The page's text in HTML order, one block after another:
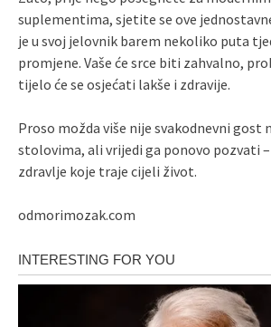
suplementima, sjetite se ove
je u svoj jelovnik barem nekoliko puta
promjene. Vaše će srce biti zahvalno,
tijelo će se osjećati lakše i zdravije.
Proso možda više nije svakodnevni gost
stolovima, ali vrijedi ga ponovo pozvati
zdravlje koje traje cijeli život.
odmorimozak.com